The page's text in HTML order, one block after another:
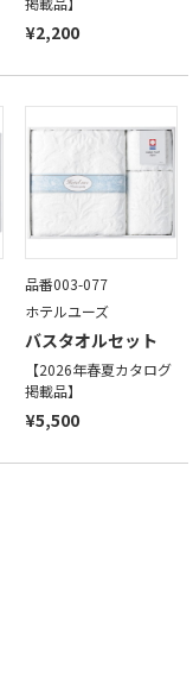
¥2,200
品番003-077
ホテルユーズ
バスタオルセット
【2026年春夏カタログ
掲載品】
¥5,500